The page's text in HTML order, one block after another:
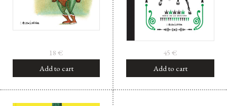
18 €
Add to cart
45 €
Add to cart